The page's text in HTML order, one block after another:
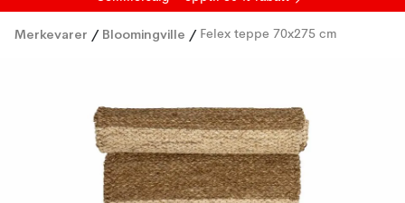
Merkevarer / Bloomingville / Felex teppe 70x275 cm